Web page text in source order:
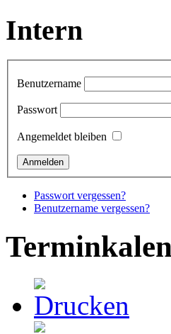
Intern
Benutzername
Passwort
Angemeldet bleiben
Passwort vergessen?
Benutzername vergessen?